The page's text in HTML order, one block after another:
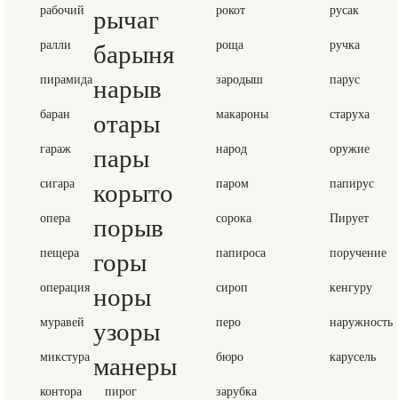
рабочий рычаг рокот русак
ралли барыня роща ручка
пирамиданарыв зародыш парус
баран отары макароны старуха
гараж пары народ оружие
сигара корыто паром папирус
опера порыв сорока Пирует
пещера горы папироса поручение
операция норы сироп кенгуру
муравей узоры перо наружность
микстура манеры бюро карусель
контора пирог зарубка